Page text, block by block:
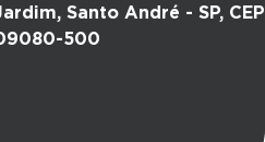
Santo André - SP, CEP
500